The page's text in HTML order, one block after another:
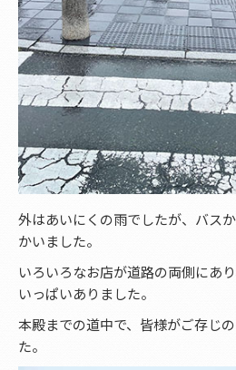
外はあいにくの雨でしたが、バス
かいました。
いろいろなお店が道路の両側にあり
いっぱいありました。
本殿までの道中で、皆様がご存じの
た。